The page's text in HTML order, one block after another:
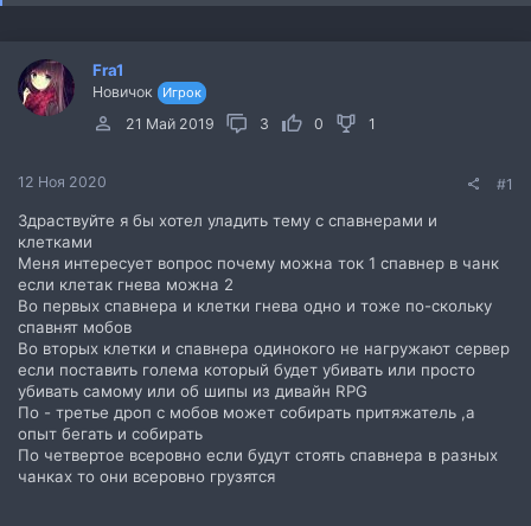
м
а
Fra1
Новичок Игрок
21 Май 2019 3 0 1
12 Ноя 2020 #1
Здраствуйте я бы хотел уладить тему с спавнерами и
клетками
Меня интересует вопрос почему можна ток 1 спавнер в чанк
если клетак гнева можна 2
Во первых спавнера и клетки гнева одно и тоже по-скольку
спавнят мобов
Во вторых клетки и спавнера одинокого не нагружают сервер
если поставить голема который будет убивать или просто
убивать самому или об шипы из дивайн RPG
По - третье дроп с мобов может собирать притяжатель ,а
опыт бегать и собирать
По четвертое всеровно если будут стоять спавнера в разных
чанках то они всеровно грузятся